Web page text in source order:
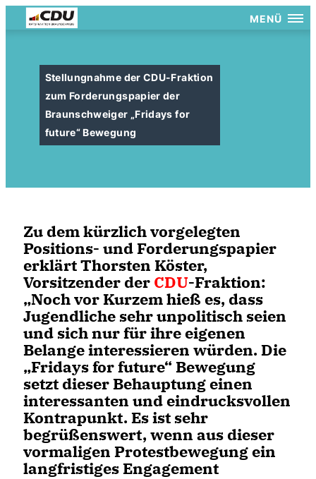
MENÜ
Stellungnahme der CDU-Fraktion
zum Forderungspapier der
Braunschweiger „Fridays for
future“ Bewegung
Zu dem kürzlich vorgelegten
Positions- und Forderungspapier
erklärt Thorsten Köster,
Vorsitzender der CDU-Fraktion:
Noch vor Kurzem hieß es, dass
Jugendliche sehr unpolitisch seien
und sich nur für ihre eigenen
Belange interessieren würden. Die
Fridays for future“ Bewegung
setzt dieser Behauptung einen
interessanten und eindrucksvollen
Kontrapunkt. Es ist sehr
begrüßenswert, wenn aus dieser
vormaligen Protestbewegung ein
langfristiges Engagement